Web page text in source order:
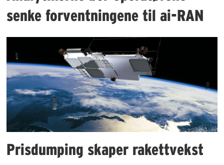
senke forventningene til ai-RAN
Prisdumping skaper rakettvekst